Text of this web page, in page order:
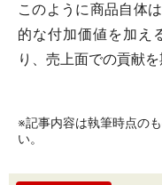
このように商品自体
的な付加価値を加え
り、売上面での貢献
※記事内容は執筆時点の
い。